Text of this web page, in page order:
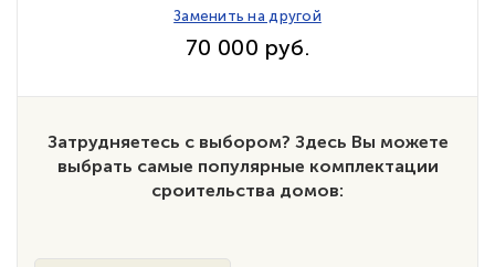
Заменить на другой
70 000 руб.
Затрудняетесь с выбором? Здесь Вы можете
выбрать самые популярные комплектации
сроительства домов: